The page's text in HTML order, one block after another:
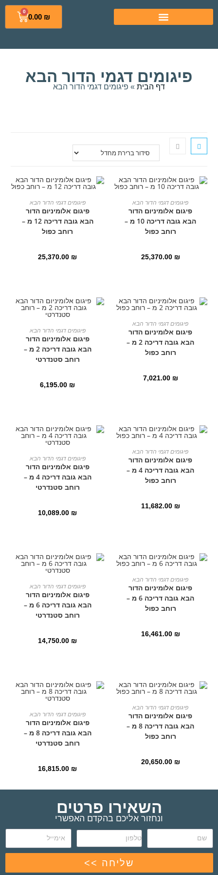
0.00 ₪
0
פיגומים דגמי הדור הבא
דף הבית » פיגומים דגמי הדור הבא
פיגומים דגמי הדור הבא
פיגום אלומיניום הדור
הבא גובה דריכה 10 מ –
רוחב כפול
25,370.00 ₪
פיגומים דגמי הדור הבא
פיגום אלומיניום הדור
הבא גובה דריכה 12 מ –
רוחב כפול
25,370.00 ₪
פיגומים דגמי הדור הבא
פיגום אלומיניום הדור
הבא גובה דריכה 2 מ –
רוחב כפול
7,021.00 ₪
פיגומים דגמי הדור הבא
פיגום אלומיניום הדור
הבא גובה דריכה 2 מ –
רוחב סטנדרטי
6,195.00 ₪
פיגומים דגמי הדור הבא
פיגום אלומיניום הדור
הבא גובה דריכה 4 מ –
רוחב כפול
11,682.00 ₪
פיגומים דגמי הדור הבא
פיגום אלומיניום הדור
הבא גובה דריכה 4 מ –
רוחב סטנדרטי
10,089.00 ₪
פיגומים דגמי הדור הבא
פיגום אלומיניום הדור
הבא גובה דריכה 6 מ –
רוחב כפול
16,461.00 ₪
פיגומים דגמי הדור הבא
פיגום אלומיניום הדור
הבא גובה דריכה 6 מ –
רוחב סטנדרטי
14,750.00 ₪
פיגומים דגמי הדור הבא
פיגום אלומיניום הדור
הבא גובה דריכה 8 מ –
רוחב כפול
20,650.00 ₪
פיגומים דגמי הדור הבא
פיגום אלומיניום הדור
הבא גובה דריכה 8 מ –
רוחב סטנדרטי
16,815.00 ₪
השאירו פרטים
ונחזור אליכם בהקדם האפשרי
שליחה >>